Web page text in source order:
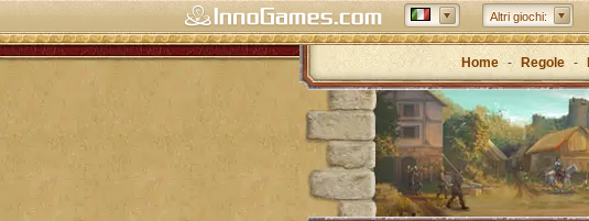
Altri giochi:
Home - Regole -